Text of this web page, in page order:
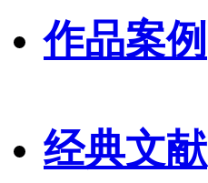
作品案例
经典文献